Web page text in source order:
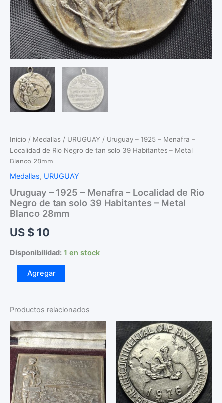
Inicio / Medallas / URUGUAY / Uruguay – 1925 – Menafra –
Localidad de Rio Negro de tan solo 39 Habitantes – Metal
Blanco 28mm
Medallas, URUGUAY
Uruguay – 1925 – Menafra – Localidad de Rio
Negro de tan solo 39 Habitantes – Metal
Blanco 28mm
US $ 10
Disponibilidad: 1 en stock
Uruguay
Menafra
-
Localidad
de
Rio
Negro
de
tan
solo
39
Agregar
Productos relacionados